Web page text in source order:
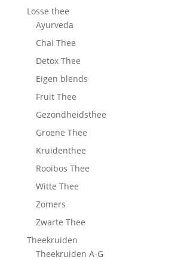
Losse thee
Ayurveda
Chai Thee
Detox Thee
Eigen blends
Fruit Thee
Gezondheidsthee
Groene Thee
Kruidenthee
Rooibos Thee
Witte Thee
Zomers
Zwarte Thee
Theekruiden
Theekruiden A-G